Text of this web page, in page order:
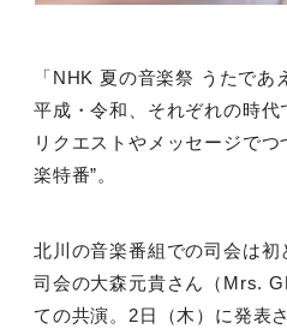
「NHK 夏の⾳楽祭 うたであ
平成・令和、それぞれの時代
リクエストやメッセージで
楽特番”。
北川の音楽番組での司会は初
司会の⼤森元貴さん（Mrs.
ての共演。2⽇（⽊）に発表